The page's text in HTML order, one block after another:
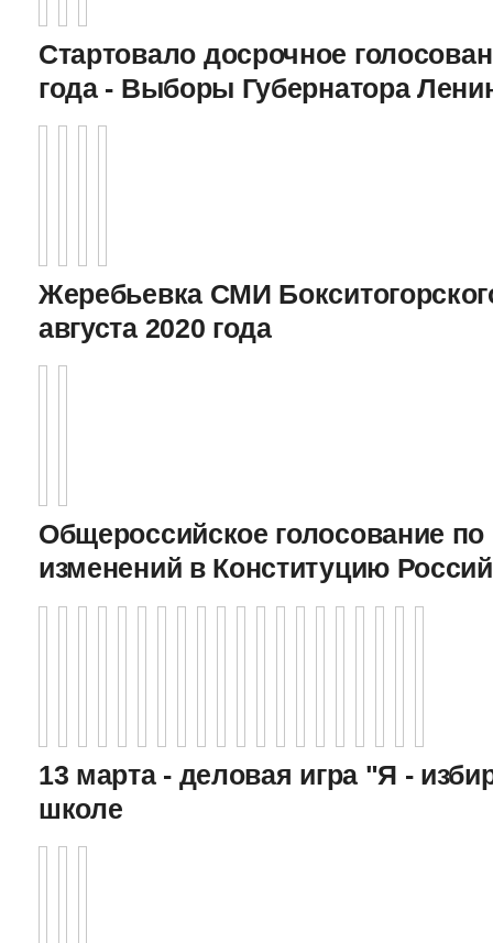
Стартовало досрочное
года - Выборы Губернатора
Жеребьевка СМИ
августа 2020 года
Общероссийское голосование
изменений в Конституцию
13 марта - деловая игра "Я -
школе